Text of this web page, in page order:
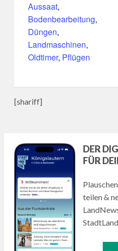
Aussaat,
Bodenbearbeitung,
Düngen,
Landmaschinen,
Oldtimer, Pflügen
[shariff]
DER
FÜR
teilen &